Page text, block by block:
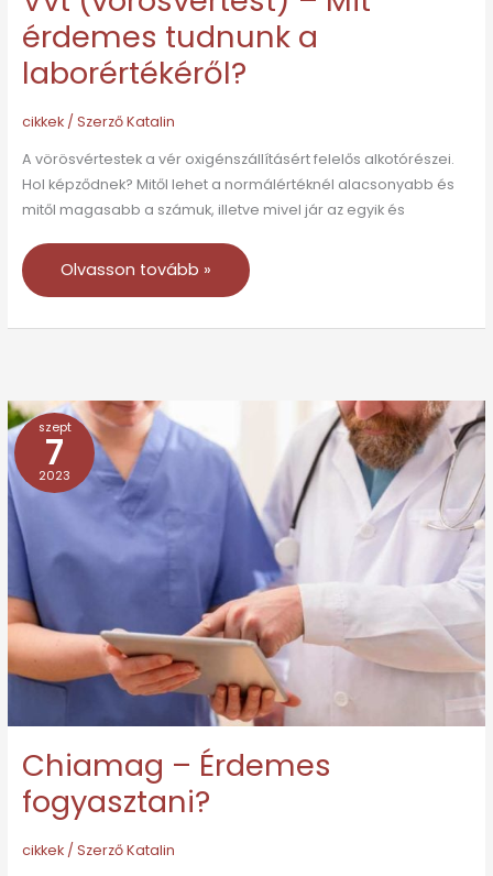
érdemes tudnunk a
laborértékéről?
cikkek/ SzerzőKatalin
A vörösvértestek a vér oxigénszállításért felelős alkotórészei.
Hol képződnek? Mitől lehet a normálértéknél alacsonyabb és
mitől magasabb a számuk, illetve mivel jár az egyik és
Olvasson tovább »
szept
7
2023
Chiamag – Érdemes
fogyasztani?
cikkek/ SzerzőKatalin
Chiamag
Érdemes
fogyasztani?